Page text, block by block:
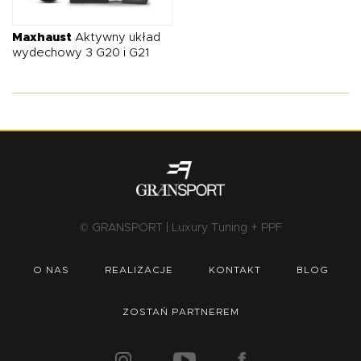
OFERTA
Maxhaust Aktywny układ
wydechowy 3 G20 i G21
© GRANSPORT | Luxury Tuning + PPF
O NAS REALIZACJE KONTAKT BLOG
ZOSTAŃ PARTNEREM